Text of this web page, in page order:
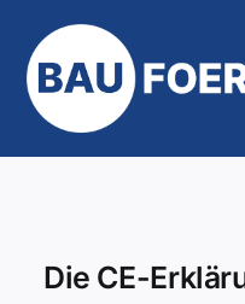
Inhalt
springen
Die CE-